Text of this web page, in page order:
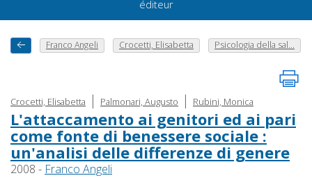
éditeur
Franco Angeli Crocetti, Elisabetta Psicologia della sal...
Crocetti, Elisabetta | Palmonari, Augusto | Rubini, Monica
L'attaccamento ai genitori ed ai pari
come fonte di benessere sociale :
un'analisi delle differenze di genere
2008 - Franco Angeli